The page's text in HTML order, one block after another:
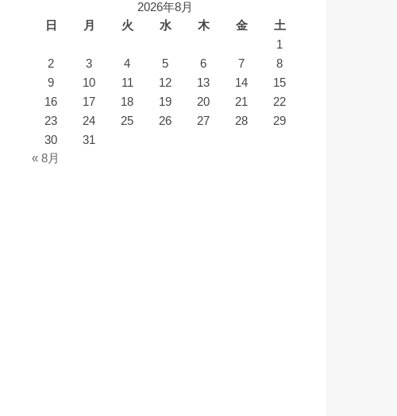
2026年8月
日
月 火 水 木 金
土
1
2
3 4 5 6 7
8
9
10 11 12 13 14
15
16
17 18 19 20 21
22
23
24 25 26 27 28
29
30
31
« 8月